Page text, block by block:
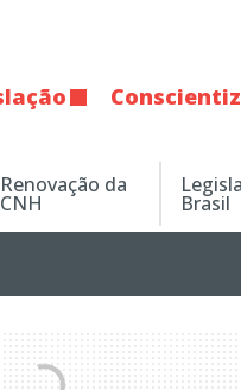
Renovação da
CNH Brasil